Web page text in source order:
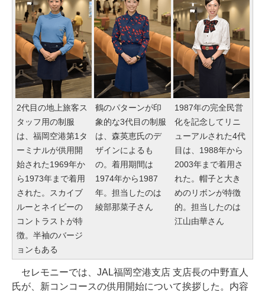
2代目の地上旅客ス
タッフ用の制服
は、福岡空港第1タ
ーミナルが供用開
始された1969年か
ら1973年まで着用
された。スカイブ
ルーとネイビーの
コントラストが特
徴。半袖のバージ
ョンもある
鶴のパターンが印
象的な3代目の制服
は、森英恵氏のデ
ザインによるも
の。着用期間は
1974年から1987
年。担当したのは
綾部那菜子さん
1987年の完全民営
化を記念してリニ
ューアルされた4代
目は、1988年から
2003年まで着用さ
れた。帽子と大き
めのリボンが特徴
的。担当したのは
江山由華さん
セレモニーでは、JAL福岡空港支店 支店長の中野直人
氏が、新コンコースの供用開始について挨拶した。内容